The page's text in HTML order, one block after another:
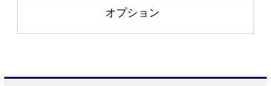
オプション